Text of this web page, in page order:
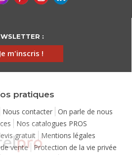
:
Je m'inscris !
pratiques
Nous contacter
On parle de nous
Nos catalogues PROS
gratuit
Mentions légales
vente Protection de la vie privée
visite